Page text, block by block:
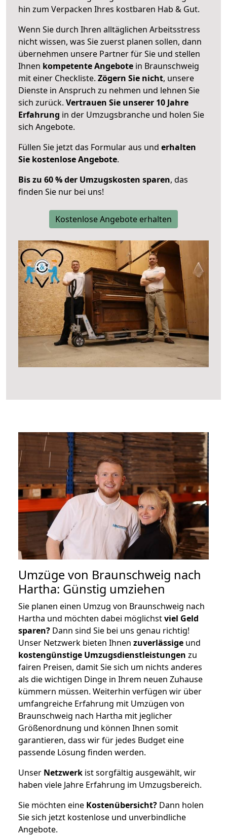
hin zum Verpacken Ihres kostbaren Hab & Gut.
Wenn Sie durch Ihren alltäglichen Arbeitsstress
nicht wissen, was Sie zuerst planen sollen, dann
übernehmen unsere Partner für Sie und stellen
Ihnen kompetente Angebote in Braunschweig
mit einer Checkliste. Zögern Sie nicht, unsere
Dienste in Anspruch zu nehmen und lehnen Sie
sich zurück. Vertrauen Sie unserer 10 Jahre
Erfahrung in der Umzugsbranche und holen Sie
sich Angebote.
Füllen Sie jetzt das Formular aus und erhalten
Sie kostenlose Angebote.
Bis zu 60 % der Umzugskosten sparen, das
finden Sie nur bei uns!
Kostenlose Angebote erhalten
Umzüge von Braunschweig nach
Hartha: Günstig umziehen
Sie planen einen Umzug von Braunschweig nach
Hartha und möchten dabei möglichstviel Geld
sparen? Dann sind Sie bei uns genau richtig!
Unser Netzwerk bieten Ihnen zuverlässige und
kostengünstige Umzugsdienstleistungen zu
fairen Preisen, damit Sie sich um nichts anderes
als die wichtigen Dinge in Ihrem neuen Zuhause
kümmern müssen. Weiterhin verfügen wir über
umfangreiche Erfahrung mit Umzügen von
Braunschweig nach Hartha mit jeglicher
Größenordnung und können Ihnen somit
garantieren, dass wir für jedes Budget eine
passende Lösung finden werden.
Unser Netzwerk ist sorgfältig ausgewählt, wir
haben viele Jahre Erfahrung im Umzugsbereich.
Sie möchten eine Kostenübersicht? Dann holen
Sie sich jetzt kostenlose und unverbindliche
Angebote.